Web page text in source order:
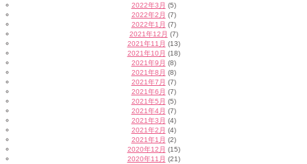
2022年3月 (5)
2022年2月 (7)
2022年1月 (7)
2021年12月 (7)
2021年11月 (13)
2021年10月 (18)
2021年9月 (8)
2021年8月 (8)
2021年7月 (7)
2021年6月 (7)
2021年5月 (5)
2021年4月 (7)
2021年3月 (4)
2021年2月 (4)
2021年1月 (2)
2020年12月 (15)
2020年11月 (21)